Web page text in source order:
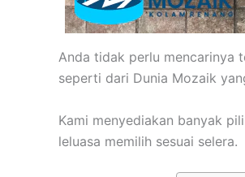
Anda tidak perlu mencarinya
seperti dari Dunia Mozaik
Kami menyediakan banyak
leluasa memilih sesuai selera.